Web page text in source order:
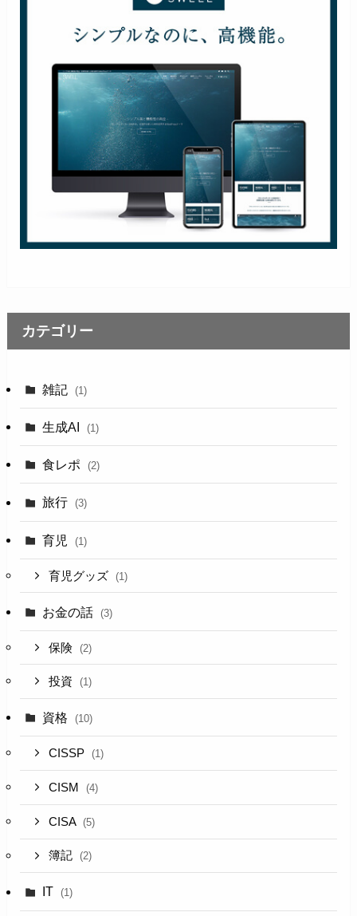
カテゴリー
雑記 (1)
生成AI (1)
食レポ (2)
旅行 (3)
育児 (1)
育児グッズ (1)
お金の話 (3)
保険 (2)
投資 (1)
資格 (10)
CISSP (1)
CISM (4)
CISA (5)
簿記 (2)
IT (1)